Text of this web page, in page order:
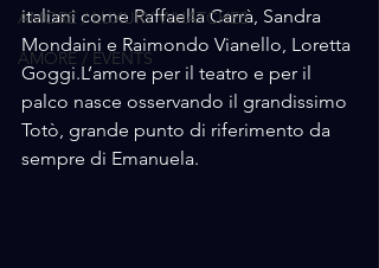
AMORE / LUXURY WHATCHES
AMORE / EVENTS
italiani come Raffaella Carrà, Sandra
Mondaini e Raimondo Vianello, Loretta
Goggi.L’amore per il teatro e per il
palco nasce osservando il grandissimo
Totò, grande punto di riferimento da
sempre di Emanuela.